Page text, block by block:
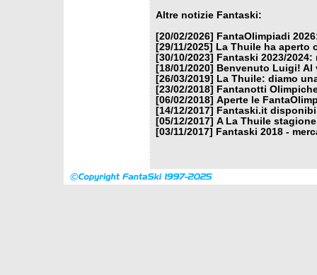
Altre notizie Fantaski:
[20/02/2026]
FantaOlimpiadi
[29/11/2025]
La Thuile ha aperto
[30/10/2023]
Fantaski 2023/
[18/01/2020]
Benvenuto Luigi! Al
[26/03/2019]
La Thuile: diamo
[23/02/2018]
Fantanotti
[06/02/2018] Aperte le
[14/12/2017]
Fantaski.it
[05/12/2017] A La Thuile
[03/11/2017]
Fantaski 2018 -